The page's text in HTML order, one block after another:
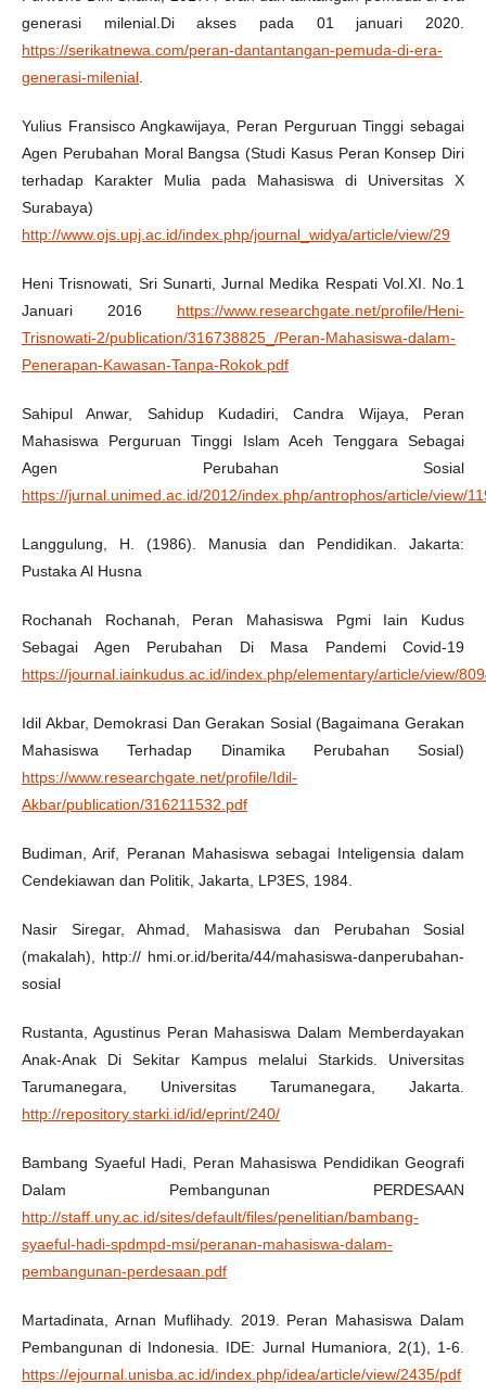
generasi milenial.Di akses pada 01 januari 2020.
https://serikatnewa.com/peran-dantantangan-pemuda-di-era-
generasi-milenial
Yulius Fransisco Angkawijaya, Peran Perguruan Tinggi sebagai
Agen Perubahan Moral Bangsa (Studi Kasus Peran Konsep Diri
terhadap Karakter Mulia pada Mahasiswa di Universitas X
Surabaya)
http://www.ojs.upj.ac.id/index.php/journal_widya/article/view/29
Heni Trisnowati, Sri Sunarti, Jurnal Medika Respati Vol.XI. No.1
Januari 2016 https://www.researchgate.net/profile/Heni-
Trisnowati-2/publication/316738825_/Peran-Mahasiswa-dalam-
Penerapan-Kawasan-Tanpa-Rokok.pdf
Sahipul Anwar, Sahidup Kudadiri, Candra Wijaya, Peran
Mahasiswa Perguruan Tinggi Islam Aceh Tenggara Sebagai
Agen Perubahan Sosial
https://jurnal.unimed.ac.id/2012/index.php/antrophos/article/view/
Langgulung, H. (1986). Manusia dan Pendidikan. Jakarta:
Pustaka Al Husna
Rochanah Rochanah, Peran Mahasiswa Pgmi Iain Kudus
Sebagai Agen Perubahan Di Masa Pandemi Covid-19
https://journal.iainkudus.ac.id/index.php/elementary/article/view/
Idil Akbar, Demokrasi Dan Gerakan Sosial (Bagaimana Gerakan
Mahasiswa Terhadap Dinamika Perubahan Sosial)
https://www.researchgate.net/profile/Idil-
Akbar/publication/316211532.pdf
Budiman, Arif, Peranan Mahasiswa sebagai Inteligensia dalam
Cendekiawan dan Politik, Jakarta, LP3ES, 1984.
Nasir Siregar, Ahmad, Mahasiswa dan Perubahan Sosial
(makalah), http:// hmi.or.id/berita/44/mahasiswa-danperubahan-
sosial
Rustanta, Agustinus Peran Mahasiswa Dalam Memberdayakan
Anak-Anak Di Sekitar Kampus melalui Starkids. Universitas
Tarumanegara, Universitas Tarumanegara, Jakarta.
http://repository.starki.id/id/eprint/240/
Bambang Syaeful Hadi, Peran Mahasiswa Pendidikan Geografi
Dalam Pembangunan PERDESAAN
http://staff.uny.ac.id/sites/default/files/penelitian/bambang-
syaeful-hadi-spdmpd-msi/peranan-mahasiswa-dalam-
pembangunan-perdesaan.pdf
Martadinata, Arnan Muflihady. 2019. Peran Mahasiswa Dalam
Pembangunan di Indonesia. IDE: Jurnal Humaniora, 2(1), 1-6.
https://ejournal.unisba.ac.id/index.php/idea/article/view/2435/pdf